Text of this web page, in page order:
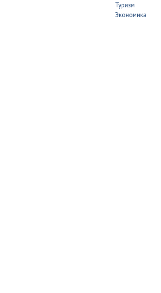
Туризм
Экономика